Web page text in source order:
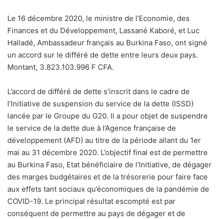
Le 16 décembre 2020, le ministre de l’Economie, des
Finances et du Développement, Lassané Kaboré, et Luc
Halladé, Ambassadeur français au Burkina Faso, ont signé
un accord sur le différé de dette entre leurs deux pays.
Montant, 3.823.103.996 F CFA.
L’accord de différé de dette s’inscrit dans le cadre de
l’Initiative de suspension du service de la dette (ISSD)
lancée par le Groupe du G20. Il a pour objet de suspendre
le service de la dette due à l’Agence française de
développement (AFD) au titre de la période allant du 1er
mai au 31 décembre 2020. L’objectif final est de permettre
au Burkina Faso, Etat bénéficiaire de l’Initiative, de dégager
des marges budgétaires et de la trésorerie pour faire face
aux effets tant sociaux qu’économiques de la pandémie de
COVID-19. Le principal résultat escompté est par
conséquent de permettre au pays de dégager et de